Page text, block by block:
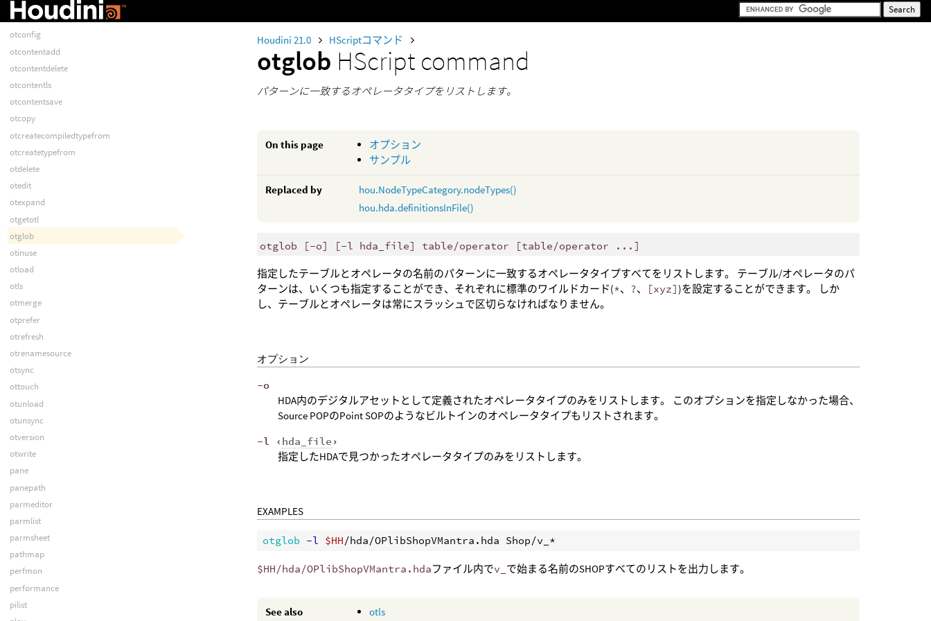
Houdini 21.0 HScriptコマンド
otglob HScript command
パターンに一致するオペレータタイプをリストします。
On this page
オプション
サンプル
Replaced by
hou.NodeTypeCategory.nodeTypes()
hou.hda.definitionsInFile()
otglob [-o] [-l hda_file] table/operator [table/operator ...]
指定したテーブルとオペレータの名前のパターンに一致するオペレータタイプすべてをリストします。 テーブル/オペレータのパ
ターンは、いくつも指定することができ、それぞれに標準のワイルドカード(*、 ?、 [xyz])を設定することができます。 しか
し、テーブルとオペレータは常にスラッシュで区切らなければなりません。
オプション
-o
HDA内のデジタルアセットとして定義されたオペレータタイプのみをリストします。 このオプションを指定しなかった場合、
Source POPのPoint SOPのようなビルトインのオペレータタイプもリストされます。
-l ‹ hda_file ›
指定したHDAで見つかったオペレータタイプのみをリストします。
EXAMPLES
otglob -l $HH
$HH/hda/OPlibShopVMantra.hdaファイル内でv_ で始まる名前のSHOPすべてのリストを出力します。
See also
otls
otcomment
otconfig
otcontentadd
otcontentdelete
otcontentls
otcontentsave
otcopy
otcreatecompiledtypefrom
otcreatetypefrom
otdelete
otedit
otexpand
otgetotl
otglob
otinuse
otload
otls
otmerge
otprefer
otrefresh
otrenamesource
otsync
ottouch
otunload
otunsync
otversion
otwrite
pane
panepath
parmeditor
parmlist
parmsheet
pathmap
perfmon
performance
pilist